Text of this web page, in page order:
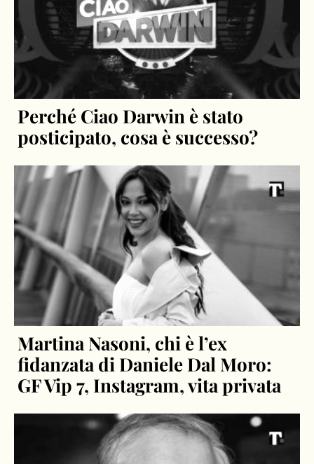
Perché Ciao Darwin è stato
posticipato, cosa è successo?
Martina Nasoni, chi è l’ex
fidanzata di Daniele Dal Moro:
GF Vip 7, Instagram, vita privata